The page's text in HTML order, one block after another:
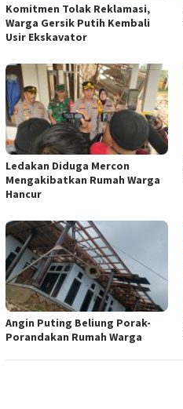
Komitmen Tolak Reklamasi,
Warga Gersik Putih Kembali
Usir Ekskavator
Ledakan Diduga Mercon
Mengakibatkan Rumah Warga
Hancur
Angin Puting Beliung Porak-
Porandakan Rumah Warga